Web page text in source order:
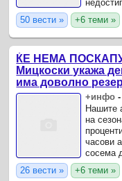
50 вести » +6 теми »
ЌЕ НЕМА
Мицкоски укажа
има доволно
+инфо -
Нашите
на
часови
сосема
комотни
26 вести » +6 теми »